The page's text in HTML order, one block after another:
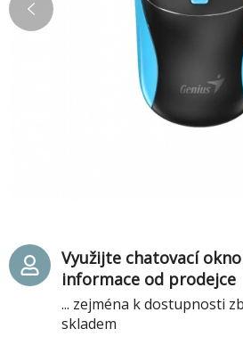
Využijte chatovací
informace od prodejce
... zejména k dostupnosti
skladem